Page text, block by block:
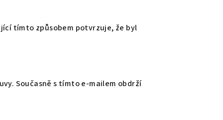
tímto způsobem potvrzuje, že byl
Současně s tímto e-mailem obdrží